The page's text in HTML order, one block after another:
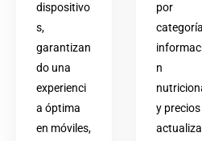
dispositivo
s,
garantizan
do una
experienci
a óptima
en móviles,
por
n
y precios